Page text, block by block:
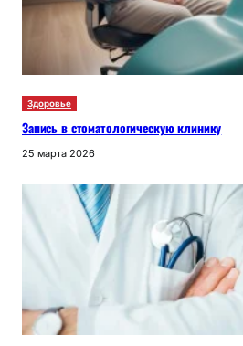
Здоровье
Запись в стоматологическую клинику
25 марта 2026